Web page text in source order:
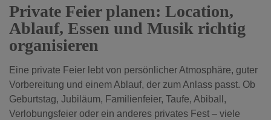
Private Feier planen: Location,
Ablauf, Essen und Musik richtig
organisieren
Eine private Feier lebt von persönlicher Atmosphäre, guter
Vorbereitung und einem Ablauf, der zum Anlass passt. Ob
Geburtstag, Jubiläum, Familienfeier, Taufe, Abiball,
Verlobungsfeier oder ein anderes privates Fest – viele